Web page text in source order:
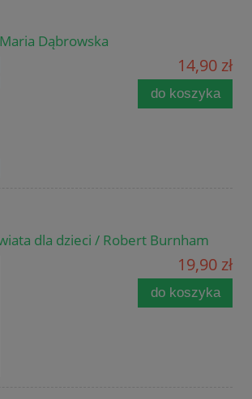
Dąbrowska
14,90 zł
do koszyka
dla dzieci / Robert Burnham
19,90 zł
do koszyka